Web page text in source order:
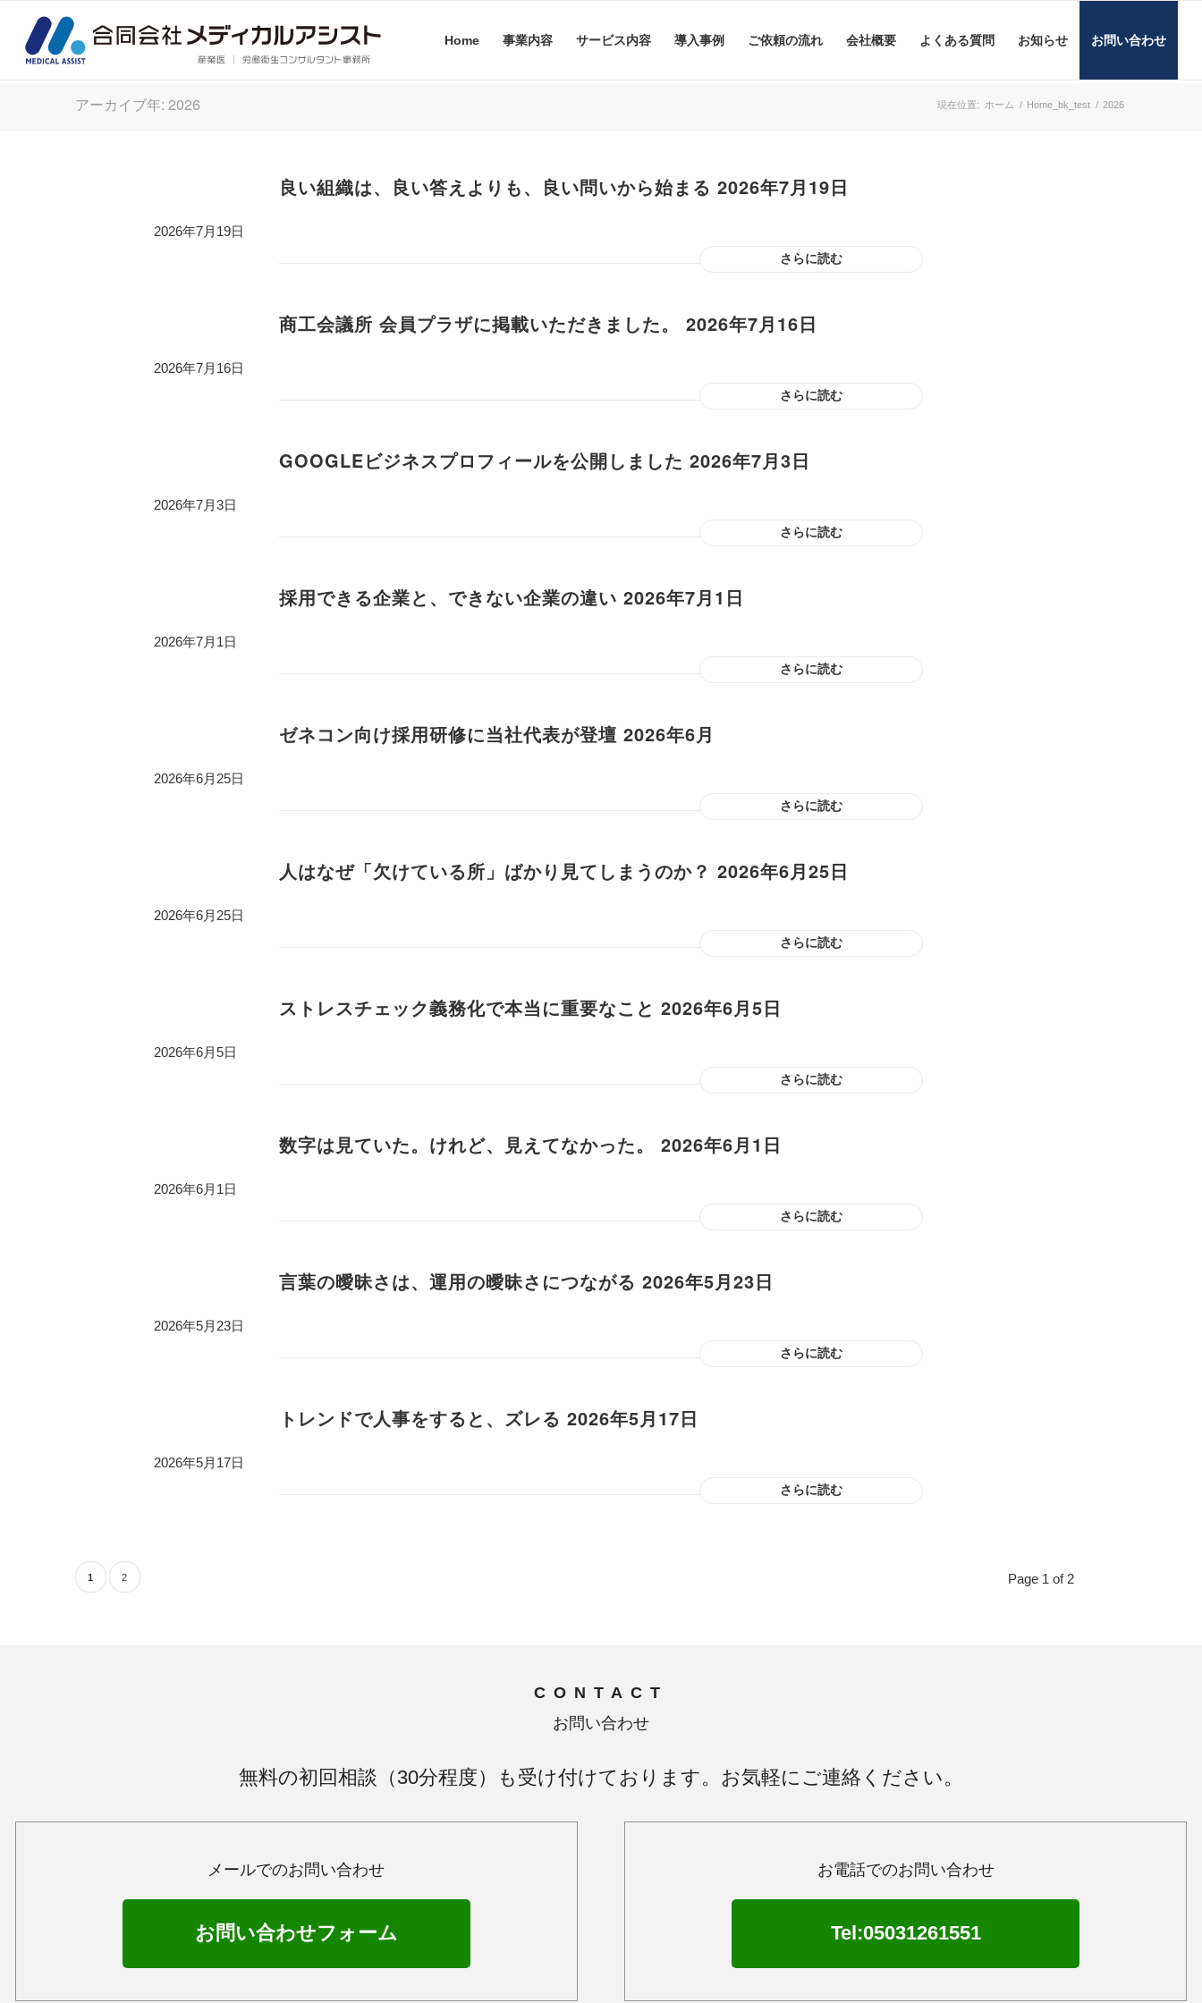
Home 事業内容 サービス内容 導入事例 ご依頼の流れ 会社概要 よくある質問 お知らせ お問い合わせ
アーカイブ年: 2026 現在位置: ホーム / Home_bk_test / 2026
良い組織は、良い答えよりも、良い問いから始まる 2026年7月19日
2026年7月19日
さらに読む
商工会議所 会員プラザに掲載いただきました。 2026年7月16日
2026年7月16日
さらに読む
GOOGLEビジネスプロフィールを公開しました 2026年7月3日
2026年7月3日
さらに読む
採用できる企業と、できない企業の違い 2026年7月1日
2026年7月1日
さらに読む
ゼネコン向け採用研修に当社代表が登壇 2026年6月
2026年6月25日
さらに読む
人はなぜ「欠けている所」ばかり見てしまうのか？ 2026年6月25日
2026年6月25日
さらに読む
ストレスチェック義務化で本当に重要なこと 2026年6月5日
2026年6月5日
さらに読む
数字は見ていた。けれど、見えてなかった。 2026年6月1日
2026年6月1日
さらに読む
言葉の曖昧さは、運用の曖昧さにつながる 2026年5月23日
2026年5月23日
さらに読む
トレンドで人事をすると、ズレる 2026年5月17日
2026年5月17日
さらに読む
Page 1 of 2
1 2
CONTACT
お問い合わせ
無料の初回相談（30分程度）も受け付けております。お気軽にご連絡ください。
メールでのお問い合わせ
お問い合わせフォーム
お電話でのお問い合わせ
Tel:05031261551